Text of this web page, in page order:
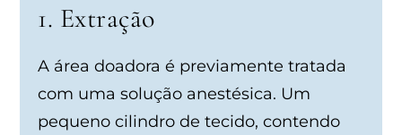
1. Extração
A área doadora é previamente tratada
com uma solução anestésica. Um
pequeno cilindro de tecido, contendo